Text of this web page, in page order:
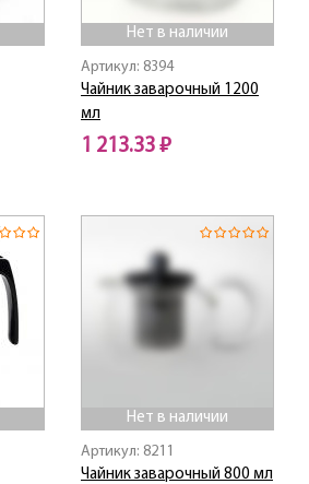
Нет в наличии
Артикул: 8394
Чайник заварочный 1200
мл
1 213.33 ₽
Нет в наличии
Артикул: 8211
Чайник заварочный 800 мл